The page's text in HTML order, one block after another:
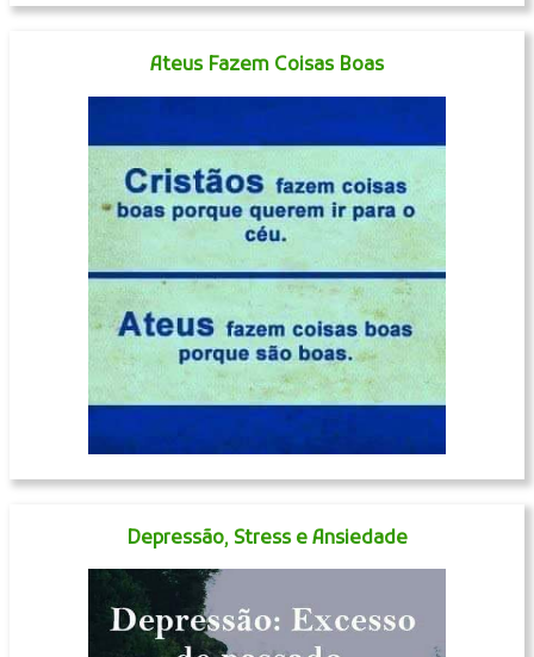
Ateus Fazem Coisas Boas
Depressão, Stress e Ansiedade